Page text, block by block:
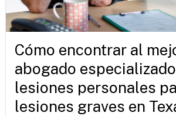
Cómo encontrar al
abogado
lesiones personales
lesiones graves en